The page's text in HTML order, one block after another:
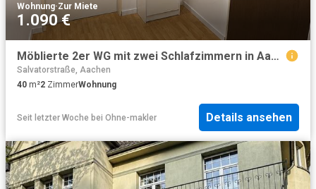
Wohnung·Zur Miete
1.090 €
Möblierte 2er WG mit zwei Schlafzimmern in Aachen Nähe RWTH Uni fully furnished
Salvatorstraße, Aachen
40 m²2 ZimmerWohnung
Seit letzter Woche bei Ohne-makler Details ansehen